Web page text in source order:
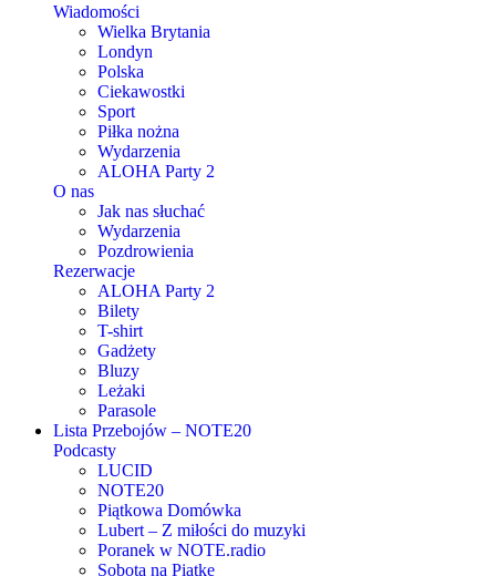
Wiadomości
Wielka Brytania
Londyn
Polska
Ciekawostki
Sport
Piłka nożna
Wydarzenia
ALOHA Party 2
O nas
Jak nas słuchać
Wydarzenia
Pozdrowienia
Rezerwacje
ALOHA Party 2
Bilety
T-shirt
Gadżety
Bluzy
Leżaki
Parasole
Lista Przebojów – NOTE20
Podcasty
LUCID
NOTE20
Piątkowa Domówka
Lubert – Z miłości do muzyki
Poranek w NOTE.radio
Sobota na Piątke